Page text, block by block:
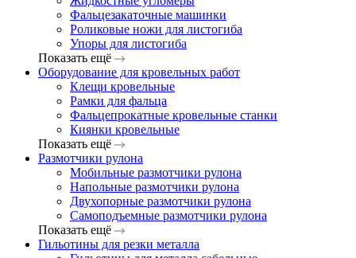
Фальцезакаточные машинки
Роликовые ножи для листогиба
Упоры для листогиба
Показать ещё
Оборудование для кровельных работ
Клещи кровельные
Рамки для фальца
Фальцепрокатные кровельные станки
Киянки кровельные
Показать ещё
Размотчики рулона
Мобильные размотчики рулона
Напольные размотчики рулона
Двухопорные размотчики рулона
Самоподъемные размотчики рулона
Показать ещё
Гильотины для резки металла